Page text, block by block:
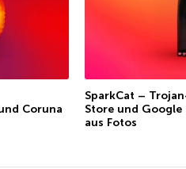
Coruna
SparkCat –
Store und
aus Fotos